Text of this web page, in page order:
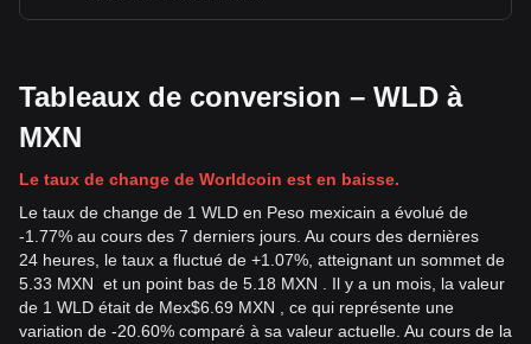
Tableaux de conversion – WLD à
MXN
Le taux de change de Worldcoin est en baisse.
Le taux de change de 1 WLD en Peso mexicain a évolué de
-1.77% au cours des 7 derniers jours. Au cours des dernières
24 heures, le taux a fluctué de +1.07%, atteignant un sommet de
5.33 MXN et un point bas de 5.18 MXN . Il y a un mois, la valeur
de 1 WLD était de Mex$6.69 MXN , ce qui représente une
variation de -20.60% comparé à sa valeur actuelle. Au cours de la